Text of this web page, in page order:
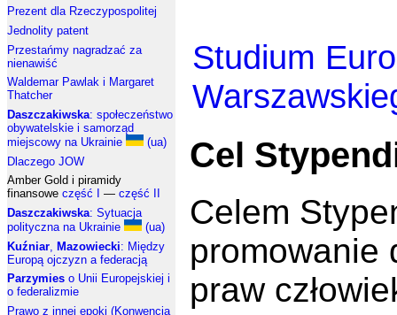
Prezent dla Rzeczypospolitej
Jednolity patent
Przestańmy nagradzać za
nienawiść
Waldemar Pawlak i Margaret
Thatcher
Daszczakiwska: społeczeństwo
obywatelskie i samorząd
miejscowy na Ukrainie
(ua)
Dlaczego JOW
Amber Gold i piramidy
finansowe część I — część II
Daszczakiwska: Sytuacja
polityczna na Ukrainie
(ua)
Kuźniar
Mazowiecki: Między
Europą ojczyzn a federacją
Parzymies o Unii Europejskiej i
o federalizmie
Prawo z innej epoki (Konwencja
Studium
Cel
Celem
promowanie
praw